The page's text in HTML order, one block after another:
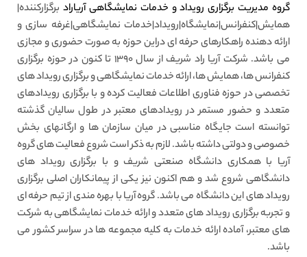
گروه مدیریت برگزاری رویداد و خدمات نمایشگاهی آریاراد برگزارکننده|
همایش|کنفرانس|نمایشگاه|رویداد|خدمات نمایشگاهی|غرفه سازی و
ارائه دهنده راهکارهای حرفه ای دراین حوزه به صورت حضوری و مجازی
می باشد. شرکت آریا راد شریف از سال 1390 تا کنون در حوزه برگزاری
کنفرانس ها، همایش ها، ارائه خدمات نمایشگاهی و برگزاری رویداد های
تخصصی در حوزه فناوری اطلاعات فعالیت کرده و با برگزاری رویدادهای
متعدد و حضور مستمر در رویدادهای معتبر در طول سالیان گذشته
توانسته است جایگاه مناسبی در میان سازمان ها و ارگان­های بخش
خصوصی و دولتی داشته باشد. لازم به ذکر است شروع فعالیت های گروه
آریا با همکاری دانشگاه صنعتی شریف و با برگزاری رویداد های
دانشگاهی شروع شد و هم اکنون نیز یکی از پیمانکاران اصلی برگزاری
رویداد های این دانشگاه می باشد. گروه آریا با بهره مندی از تیم حرفه ای
و تجربه برگزاری رویداد های متعدد و ارائه خدمات نمایشگاهی به شرکت
های معتبر، آماده ارائه خدمات به کلیه مجموعه ها در سراسر کشور می
باشد.